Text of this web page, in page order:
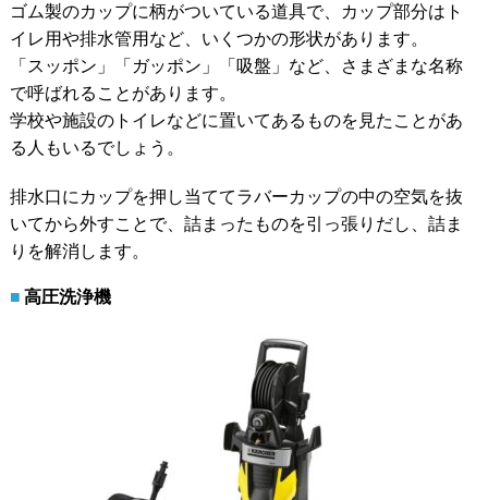
ゴム製のカップに柄がついている道具で、カップ部分はト
イレ用や排水管用など、いくつかの形状があります。
「スッポン」「ガッポン」「吸盤」など、さまざまな名称
で呼ばれることがあります。
学校や施設のトイレなどに置いてあるものを見たことがあ
る人もいるでしょう。
排水口にカップを押し当ててラバーカップの中の空気を抜
いてから外すことで、詰まったものを引っ張りだし、詰ま
りを解消します。
高圧洗浄機